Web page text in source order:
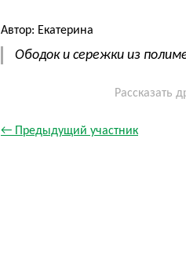
Автор: Екатерина
Ободок и сережки из
Рассказать
← Предыдущий участник